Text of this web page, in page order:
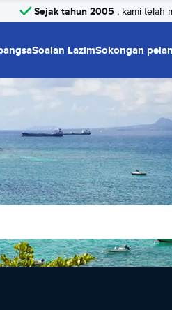
Sejak tahun 2005 , kami telah
Soalan LazimSokongan